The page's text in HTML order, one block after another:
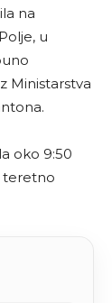
na
u
Ministarstva
oko 9:50
teretno